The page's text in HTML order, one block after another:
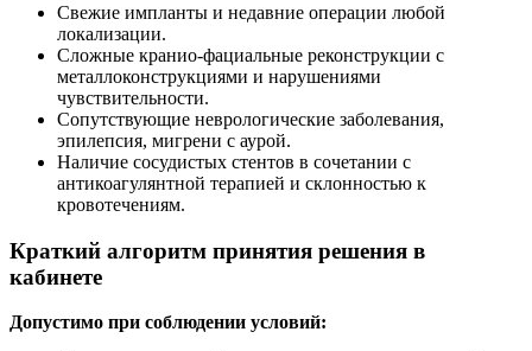
Свежие импланты и недавние операции любой
локализации.
Сложные кранио‑фациальные реконструкции с
металлоконструкциями и нарушениями
чувствительности.
Сопутствующие неврологические заболевания,
эпилепсия, мигрени с аурой.
Наличие сосудистых стентов в сочетании с
антикоагулянтной терапией и склонностью к
кровотечениям.
Краткий алгоритм принятия решения в
кабинете
Допустимо при соблюдении условий: